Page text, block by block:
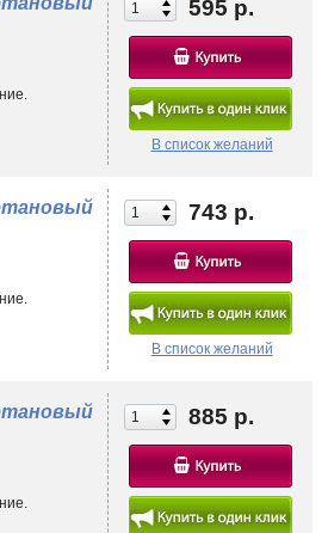
клинкерной плиткой и
устойчивым к сколам в случае прямого
и появлению трещин.
595 р.
В список желаний
743 р.
В список желаний
885 р.